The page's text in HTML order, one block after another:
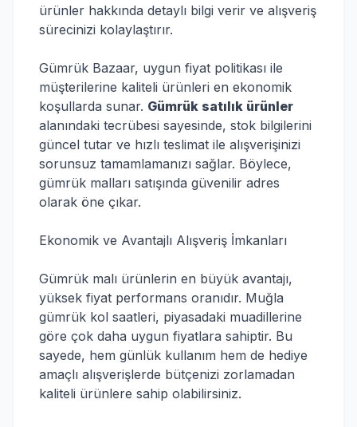
ürünler hakkında detaylı bilgi verir ve alışveriş
sürecinizi kolaylaştırır.
Gümrük Bazaar, uygun fiyat politikası ile
müşterilerine kaliteli ürünleri en ekonomik
koşullarda sunar. Gümrük satılık ürünler
alanındaki tecrübesi sayesinde, stok bilgilerini
güncel tutar ve hızlı teslimat ile alışverişinizi
sorunsuz tamamlamanızı sağlar. Böylece,
gümrük malları satışında güvenilir adres
olarak öne çıkar.
Ekonomik ve Avantajlı Alışveriş İmkanları
Gümrük malı ürünlerin en büyük avantajı,
yüksek fiyat performans oranıdır. Muğla
gümrük kol saatleri, piyasadaki muadillerine
göre çok daha uygun fiyatlara sahiptir. Bu
sayede, hem günlük kullanım hem de hediye
amaçlı alışverişlerde bütçenizi zorlamadan
kaliteli ürünlere sahip olabilirsiniz.